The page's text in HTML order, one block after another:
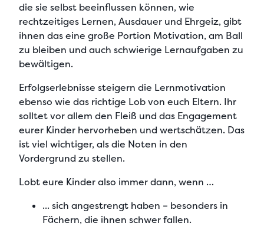
die sie selbst beeinflussen können, wie
rechtzeitiges Lernen, Ausdauer und Ehrgeiz, gibt
ihnen das eine große Portion Motivation, am Ball
zu bleiben und auch schwierige Lernaufgaben zu
bewältigen.
Erfolgserlebnisse steigern die Lernmotivation
ebenso wie das richtige Lob von euch Eltern. Ihr
solltet vor allem den Fleiß und das Engagement
eurer Kinder hervorheben und wertschätzen. Das
ist viel wichtiger, als die Noten in den
Vordergrund zu stellen.
Lobt eure Kinder also immer dann, wenn …
... sich angestrengt haben – besonders in
Fächern, die ihnen schwer fallen.